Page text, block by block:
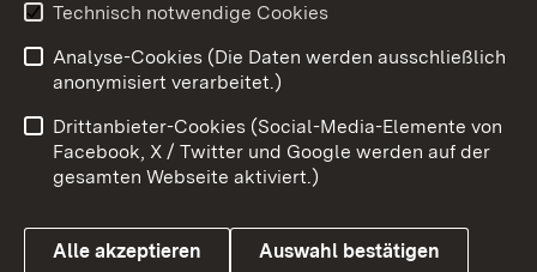
Impressum
Kontakt
Barrierefreiheit
Datenschutz
Cookies
Technisch notwendige Cookies
Analyse-Cookies (Die Daten werden ausschließlich
anonymisiert verarbeitet.)
Drittanbieter-Cookies (Social-Media-Elemente von
Facebook, X / Twitter und Google werden auf der
gesamten Webseite aktiviert.)
Alle akzeptieren Auswahl bestätigen